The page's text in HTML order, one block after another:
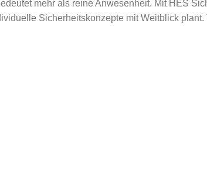
mehr als reine Anwesenheit. Mit HES
Sicherheitskonzepte mit Weitblick